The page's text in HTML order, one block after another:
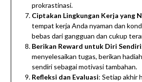
prokrastinasi.
Ciptakan Lingkungan Kerja yang
tempat kerja Anda nyaman dan
bebas dari gangguan dan cukup
Berikan Reward untuk Diri Sendiri
menyelesaikan tugas, berikan
sendiri sebagai motivasi tambahan.
Refleksi dan Evaluasi: Setiap akhir